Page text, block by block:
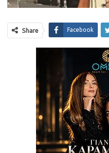
Share Facebook